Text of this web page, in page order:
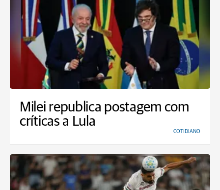
Milei republica postagem com
críticas a Lula
COTIDIANO